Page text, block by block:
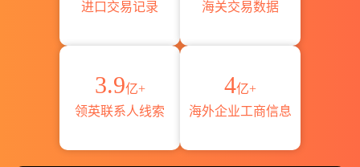
进口交易记录
海关交易数据
3.9亿+
领英联系人线索
4亿+
海外企业工商信息